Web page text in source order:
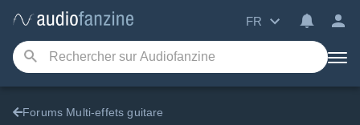
FR
Forums Multi-effets guitare